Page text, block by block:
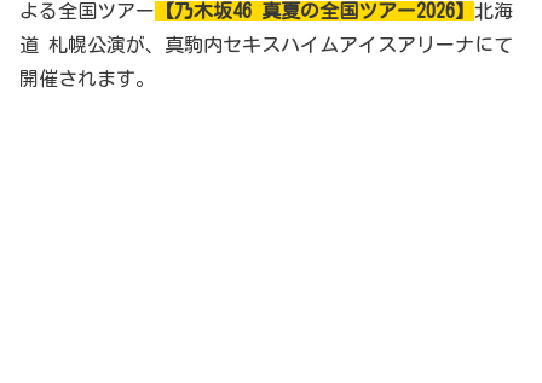
よる全国ツアー 【乃木坂46 真夏の全国ツアー2026】 北海
道 札幌公演が、真駒内セキスハイムアイスアリーナにて
開催されます。